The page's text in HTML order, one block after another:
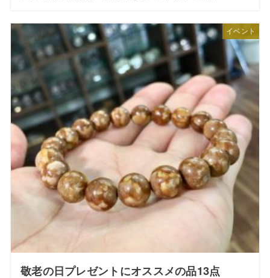
イベント
敬老の日プレゼントにオススメの品13点